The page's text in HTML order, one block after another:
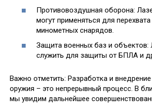
Противовоздушная оборона:
могут применяться для перехвата
минометных снарядов.
Защита военных баз и объектов:
служить для защиты от БПЛА и
Важно отметить: Разработка и
оружия – это непрерывный процесс. В
мы увидим дальнейшее